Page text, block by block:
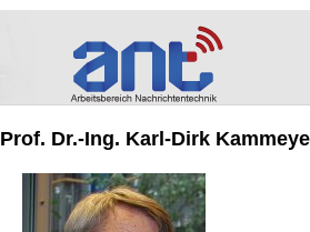
Prof. Dr.-Ing. Karl-Dirk